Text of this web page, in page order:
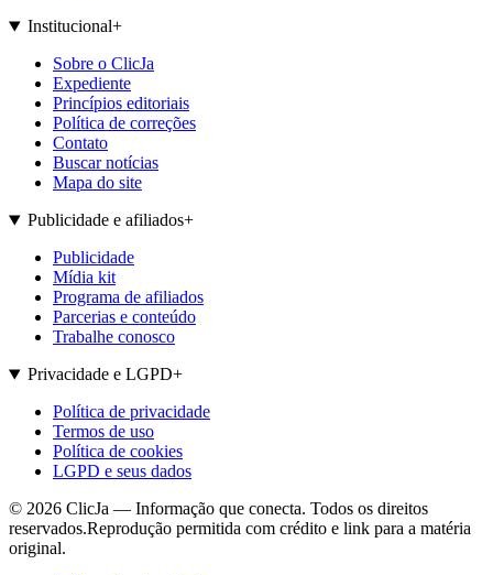
Institucional+
Sobre o ClicJa
Expediente
Princípios editoriais
Política de correções
Contato
Buscar notícias
Mapa do site
Publicidade e afiliados+
Publicidade
Mídia kit
Programa de afiliados
Parcerias e conteúdo
Trabalhe conosco
Privacidade e LGPD+
Política de privacidade
Termos de uso
Política de cookies
LGPD e seus dados
© 2026 ClicJa — Informação que conecta. Todos os direitos
reservados.Reprodução permitida com crédito e link para a matéria
original.